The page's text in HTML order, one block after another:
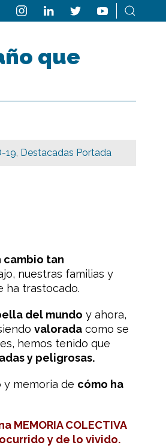
que
19, Destacadas Portada
cambio tan
nuestras familias y
ha trastocado.
del mundo y ahora,
valorada como se
hemos tenido que
y peligrosas.
memoria de cómo ha
COLECTIVA
y de lo vivido.